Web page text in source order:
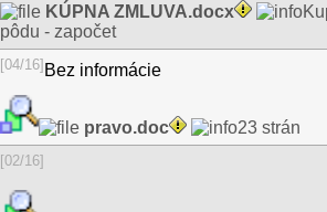
KÚPNA ZMLUVA.docx
pôdu - započet
[04/16] Bez informácie
pravo.doc 23 strán
[02/16]